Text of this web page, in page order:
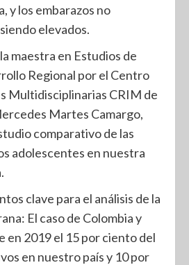
y los embarazos no
elevados.
maestra en Estudios de
Regional por el Centro
Multidisciplinarias CRIM de
Martes Camargo,
comparativo de las
adolescentes en nuestra
clave para el análisis de la
El caso de Colombia y
en 2019 el 15 por ciento del
en nuestro país y 10 por